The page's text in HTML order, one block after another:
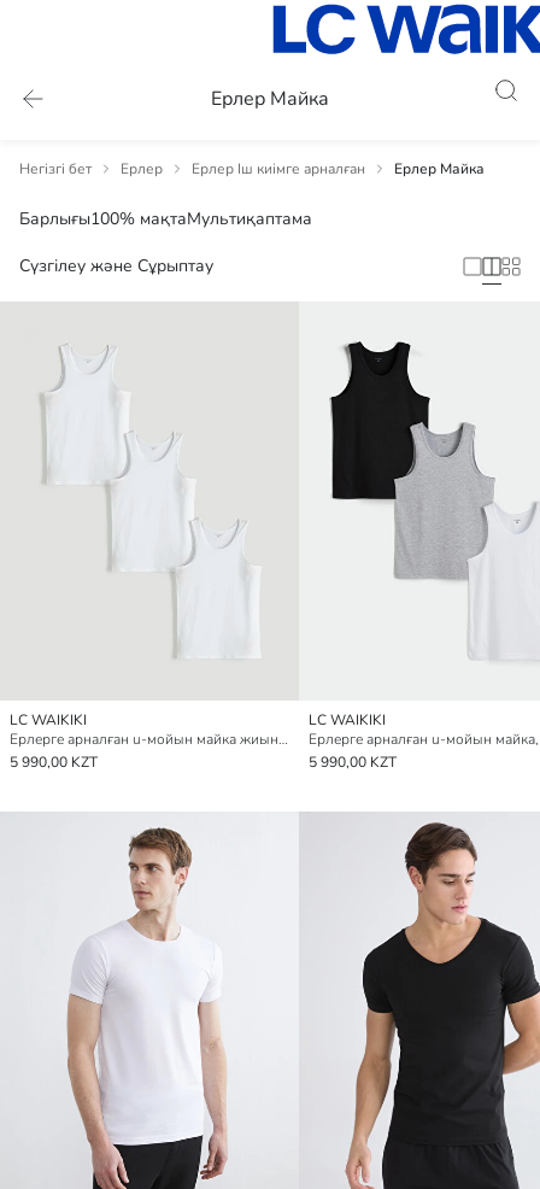
Ерлер Майка
Негізгі бет Ерлер Ерлер Іш киімге арналған Ерлер Майка
Барлығы100% мақтаМультиқаптама
Сүзгілеу және Сұрыптау
LC WAIKIKI
Ерлерге арналған u-мойын майка жиынтығы 3 дана
5 990,00 KZT
LC WAIKIKI
5 990,00 KZT